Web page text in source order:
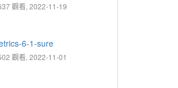
觀看, 2022-11-19
6-1-sure
觀看, 2022-11-01